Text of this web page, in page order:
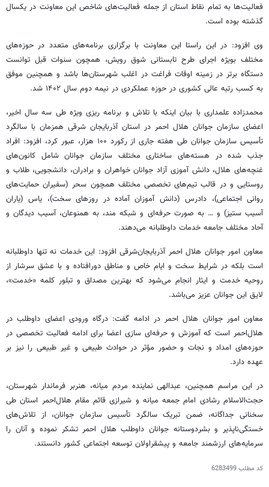
فعالیت‌ها به تمام نقاط استان از جمله فعالیت‌های شاخص این معاونت در یکسال
گذشته بوده است.
وی افزود: در این راستا این معاونت با برگزاری برنامه‌های متعدد در حوزه‌های
مختلف بویژه اجرای طرح تابستانی شوق رویش، همچون سنوات قبل توانست
دستگاه برتر در زمینه اوقات فراغت در اغلب شهرستان‌ها باشد و همچنین موفق
به کسب رتبه عالی کشوری در حوزه عملکردی در نیمه دوم سال ۱۴۰۲ شد.
محمدزاده علمداری با بیان اینکه با تلاش و برنامه ریزیویژه طی سه سال اخیر،
اعضای سازمان جوانان هلال احمر در استان آذربایجان شرقی همزمان با سالگرد
تأسیس سازمان جوانان طی هفته جاری از رکورد ۱۰۰ هزار، عبور کرد، افزود: افراد
جذب شده در هسته‌های ساختاری مختلف سازمان جوانان شامل کانون‌های
غنچه‌های هلال، دانش آموزی آزاد جوانان خواهران و برادران، دانشجویی، طلاب و
روستایی و در قالب تیم‌های تخصصی مختلف همچون سحر (سفیران حمایت‌های
روانی اجتماعی)، دادرس (دانش آموزان آماده در روزهای سخت)، یاس (یاران
آسیب ستیز) و … به صورت حرفه‌ای و شبکه مند، به همنوعان، آسیب دیدگان و
آحاد مختلف جامعه خدمات داوطلبانه می‌دهند.
معاون امور جوانان هلال احمر آذربایجان‌شرقی افزود: این خدمات نه تنها داوطلبانه
است بلکه در شرایط سخت و ایام خاص و مناطق دورافتاده و با عشق سرشار از
روحیه خدمت و ایثار انجام می‌شود که بهترین مصداق و تبلور کلمه «خدمت»،
لایق این جوانان عزیز می‌باشد.
معاون امور جوانان هلال احمر در ادامه گفت: درگاه ورودی اعضای داوطلب در
هلال‌احمر است که آموزش و حرفه‌ای سازی اعضا برای ادامه فعالیت تخصصی در
حوزه‌های امداد و نجات و حضور مؤثر در حوادث طبیعی و غیر طبیعی را نیز بر
عهده دارد.
در این مراسم همچنین، عبدالهی نماینده مردم میانه، هنربر فرماندار شهرستان،
حجت‌الاسلام رشادی امام جمعه میانه و شیرازی قائم مقام هلال‌احمر استان طی
سخنانی جداگانه، ضمن تبریک سالگرد تأسیس سازمان جوانان، از تلاش‌های
خستگی‌ناپذیر و بشردوستانه جوانان داوطلب هلال احمر تشکر نموده و آنان را
سرمایه‌های ارزشمند جامعه و پیشقراولان توسعه اجتماعی کشور دانستند.
کد مطلب6283499